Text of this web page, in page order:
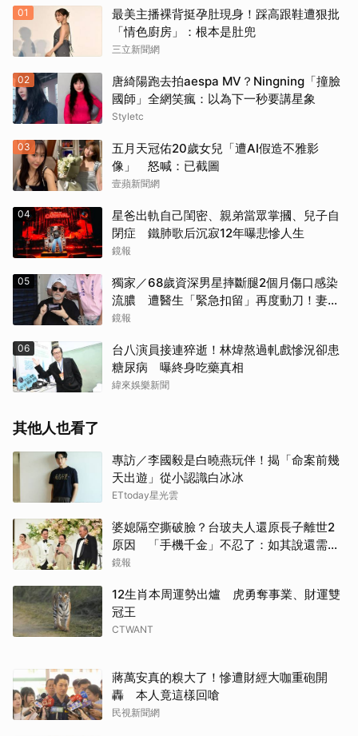
01
最美主播裸背挺孕肚現身！踩高跟鞋遭狠批
「情色廚房」：根本是肚兜
三立新聞網
02
唐綺陽跑去拍aespa MV？Ningning「撞臉
國師」全網笑瘋：以為下一秒要講星象
Styletc
03
五月天冠佑20歲女兒「遭AI假造不雅影
像」 怒喊：已截圖
壹蘋新聞網
04
星爸出軌自己閨密、親弟當眾掌摑、兒子自
閉症 鐵肺歌后沉寂12年曝悲慘人生
鏡報
05
獨家／68歲資深男星摔斷腿2個月傷口感染
流膿 遭醫生「緊急扣留」再度動刀！妻心
力交瘁曝現況
鏡報
06
台八演員接連猝逝！林煒熬過軋戲慘況卻患
糖尿病 曝終身吃藥真相
緯來娛樂新聞
其他人也看了
專訪／李國毅是白曉燕玩伴！揭「命案前幾
天出遊」從小認識白冰冰
ETtoday星光雲
婆媳隔空撕破臉？台玻夫人還原長子離世2
原因 「手機千金」不忍了：如其說還需要
離開嗎？
鏡報
12生肖本周運勢出爐 虎勇奪事業、財運雙
冠王
CTWANT
蔣萬安真的糗大了！慘遭財經大咖重砲開
轟 本人竟這樣回嗆
民視新聞網